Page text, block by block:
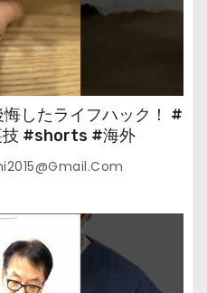
したライフハック！ #
技 #shorts #海外